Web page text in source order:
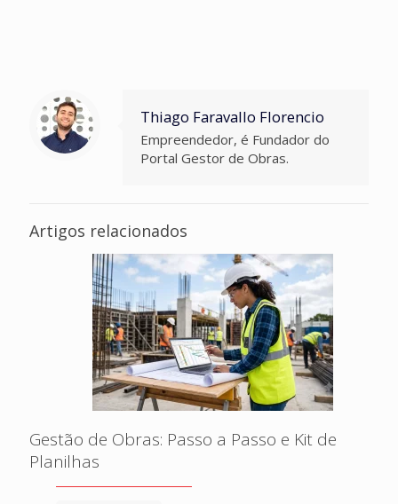
Thiago Faravallo Florencio
Empreendedor, é Fundador do
Portal Gestor de Obras.
Artigos relacionados
Gestão de Obras: Passo a Passo e Kit de
Planilhas